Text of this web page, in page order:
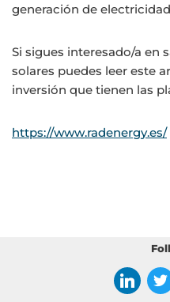
generación de
Si sigues interesado/a en
solares puedes leer este
inversión que tienen las
https://www.radenergy.es/